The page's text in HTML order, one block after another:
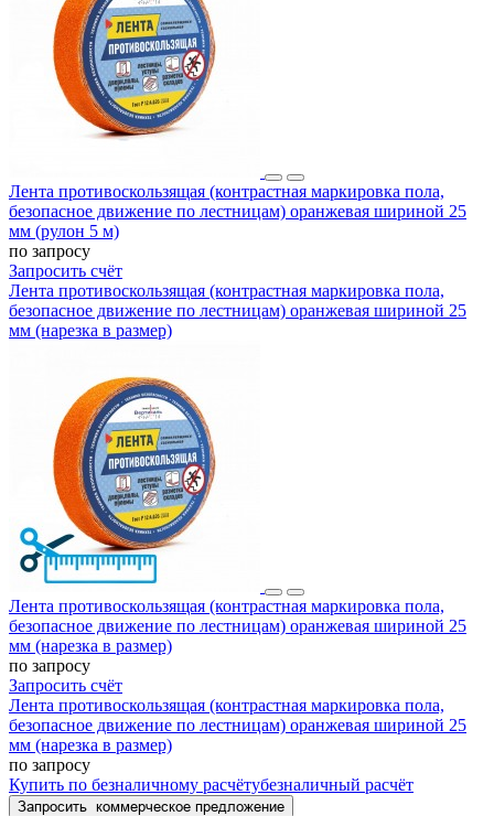
Лента противоскользящая (контрастная маркировка пола,
безопасное движение по лестницам) оранжевая шириной 25
мм (рулон 5 м)
по запросу
Запросить счёт
Лента противоскользящая (контрастная маркировка пола,
безопасное движение по лестницам) оранжевая шириной 25
мм (нарезка в размер)
Лента противоскользящая (контрастная маркировка пола,
безопасное движение по лестницам) оранжевая шириной 25
мм (нарезка в размер)
по запросу
Запросить счёт
Лента противоскользящая (контрастная маркировка пола,
безопасное движение по лестницам) оранжевая шириной 25
мм (нарезка в размер)
по запросу
Купить по безналичному расчётубезналичный расчёт
Запросить коммерческое предложение